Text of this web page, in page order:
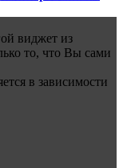
виджет из
то, что Вы сами
в зависимости